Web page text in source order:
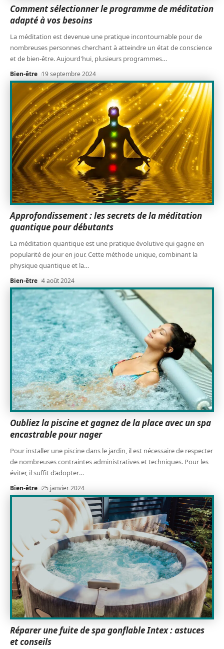
Comment sélectionner le programme de méditation
adapté à vos besoins
La méditation est devenue une pratique incontournable pour de
nombreuses personnes cherchant à atteindre un état de conscience
et de bien-être. Aujourd'hui, plusieurs programmes…
Bien-être 19 septembre 2024
Approfondissement : les secrets de la méditation
quantique pour débutants
La méditation quantique est une pratique évolutive qui gagne en
popularité de jour en jour. Cette méthode unique, combinant la
physique quantique et la…
Bien-être 4 août 2024
Oubliez la piscine et gagnez de la place avec un spa
encastrable pour nager
Pour installer une piscine dans le jardin, il est nécessaire de respecter
de nombreuses contraintes administratives et techniques. Pour les
éviter, il suffit d’adopter…
Bien-être 25 janvier 2024
Réparer une fuite de spa gonflable Intex : astuces
et conseils